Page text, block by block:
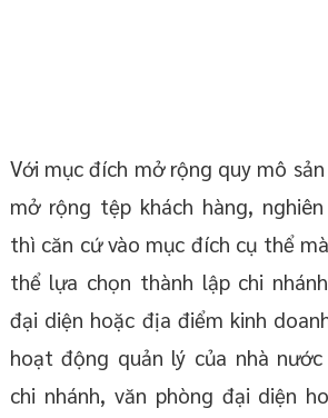
kinh doanh
Với mục đích mở rộng quy mô
mở rộng tệp khách hàng,
thì căn cứ vào mục đích cụ thể
thể lựa chọn thành lập chi
đại diện hoặc địa điểm kinh
hoạt động quản lý của nhà
chi nhánh, văn phòng đại diện